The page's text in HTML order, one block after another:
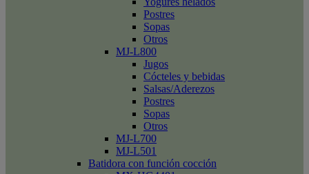
Postres
Sopas
Otros
MJ-L800
Jugos
Cócteles y bebidas
Salsas/Aderezos
Postres
Sopas
Otros
MJ-L700
MJ-L501
Batidora con función cocción